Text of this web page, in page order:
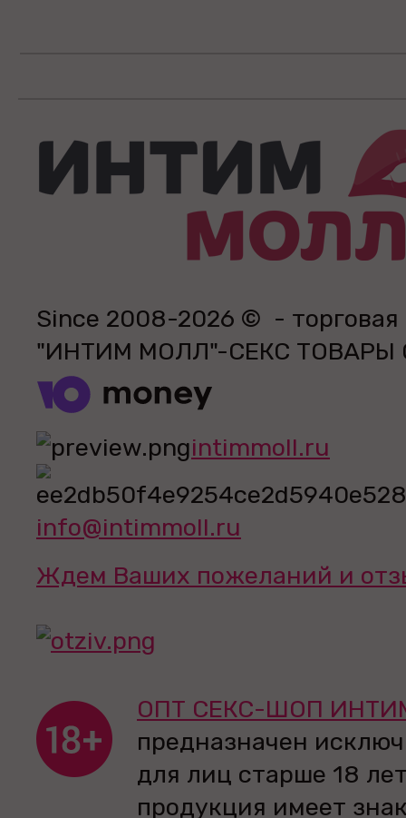
Since 2008-2026 © - торговая
"ИНТИМ МОЛЛ"-СЕКС
intimmoll.ru
info@intimmoll.ru
Ждем Ваших пожеланий и
ОПТ СЕКС-ШОП
предназначен
для лиц старше 18
продукция имеет